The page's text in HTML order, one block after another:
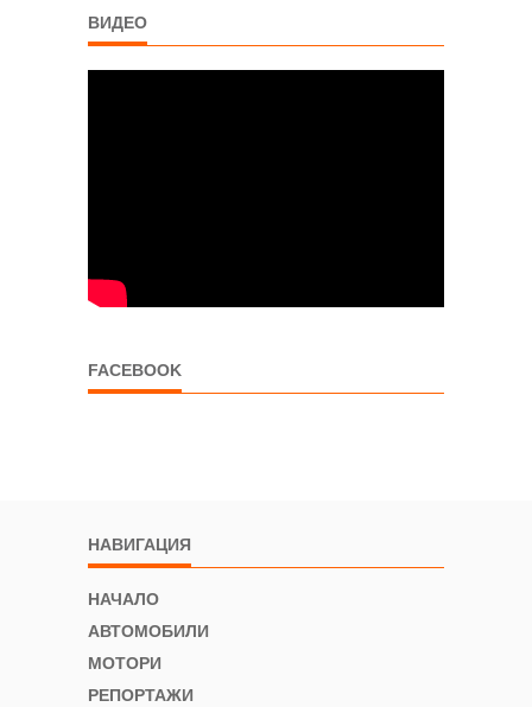
ВИДЕО
FACEBOOK
НАВИГАЦИЯ
НАЧАЛО
АВТОМОБИЛИ
МОТОРИ
РЕПОРТАЖИ